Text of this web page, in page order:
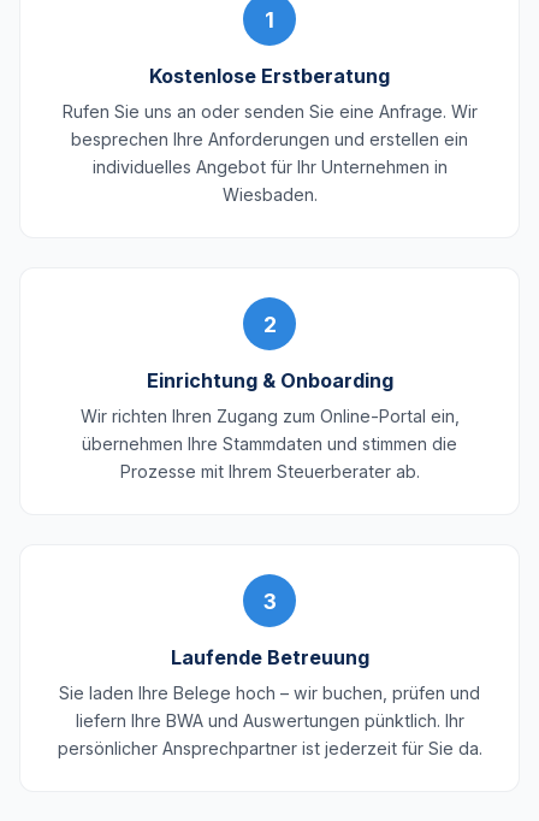
1
Kostenlose Erstberatung
Rufen Sie uns an oder senden Sie eine Anfrage. Wir
besprechen Ihre Anforderungen und erstellen ein
individuelles Angebot für Ihr Unternehmen in
Wiesbaden.
2
Einrichtung & Onboarding
Wir richten Ihren Zugang zum Online-Portal ein,
übernehmen Ihre Stammdaten und stimmen die
Prozesse mit Ihrem Steuerberater ab.
3
Laufende Betreuung
Sie laden Ihre Belege hoch – wir buchen, prüfen und
liefern Ihre BWA und Auswertungen pünktlich. Ihr
persönlicher Ansprechpartner ist jederzeit für Sie da.